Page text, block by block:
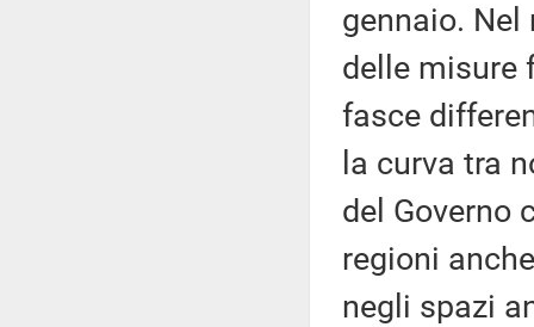
gennaio. Nel
delle misure
fasce
la curva tra
del Governo
regioni
negli spazi